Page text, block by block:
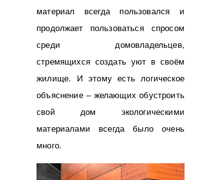
материал всегда пользовался и
продолжает пользоваться спросом
среди домовладельцев,
стремящихся создать уют в своём
жилище. И этому есть логическое
объяснение – желающих обустроить
свой дом экологическими
материалами всегда было очень
много.